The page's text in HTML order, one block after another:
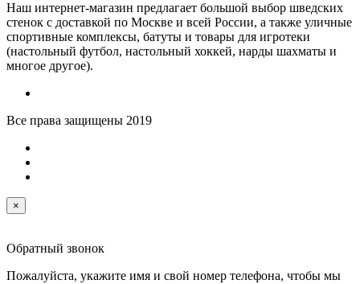
Наш интернет-магазин предлагает большой выбор шведских
стенок с доставкой по Москве и всей России, а также уличные
спортивные комплексы, батуты и товары для игротеки
(настольный футбол, настольный хоккей, нарды шахматы и
многое другое).
Все права защищены 2019
×
Обратный звонок
Пожалуйста, укажите имя и свой номер телефона, чтобы мы